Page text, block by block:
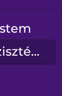
ökoszisztéma